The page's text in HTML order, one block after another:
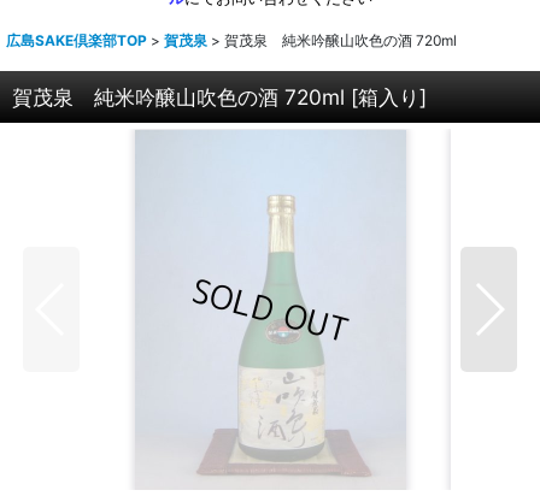
広島SAKE倶楽部TOP > 賀茂泉 > 賀茂泉 純米吟醸山吹色の酒 720ml
賀茂泉 純米吟醸山吹色の酒 720ml [箱入り]